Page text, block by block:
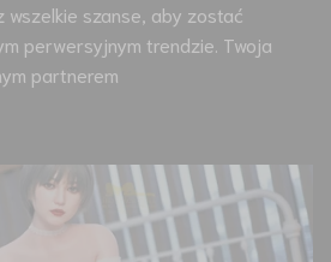
wszelkie szanse, aby zostać
perwersyjnym trendzie. Twoja
partnerem